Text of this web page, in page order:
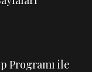
Programı ile